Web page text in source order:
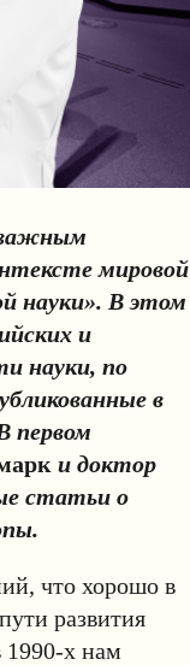
важным
мировой
науки». В этом
и
науки, по
в
первом
и доктор
статьи о
что хорошо в
развития
х нам